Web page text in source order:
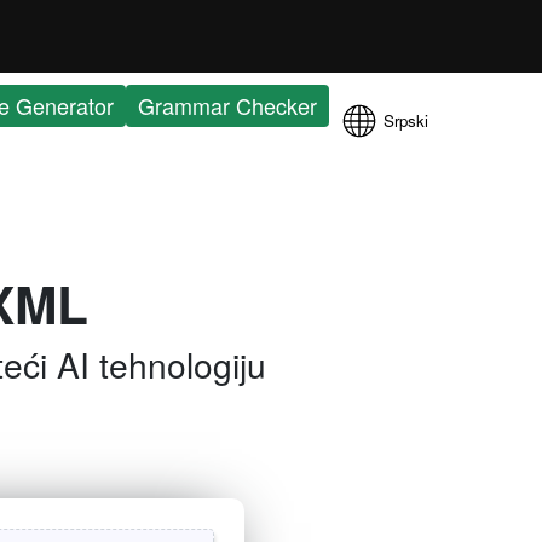
Generator Grammar Checker Srpski
AI tehnologiju